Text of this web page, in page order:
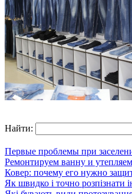
Найти:
Первые проблемы при
Ремонтируем ванну и
Ковер: почему его нужно
Як швидко і точно розпізнати